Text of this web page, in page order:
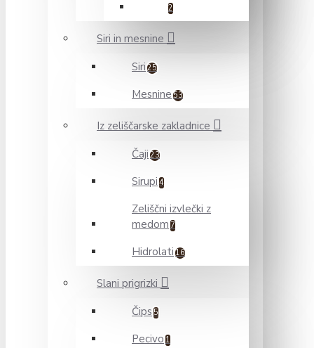
2
Siri in mesnine
Siri 25
Mesnine 53
Iz zeliščarske zakladnice
Čaji 23
Sirupi 4
Zeliščni izvlečki z
medom 7
Hidrolati 16
Slani prigrizki
Čips 5
Pecivo 1